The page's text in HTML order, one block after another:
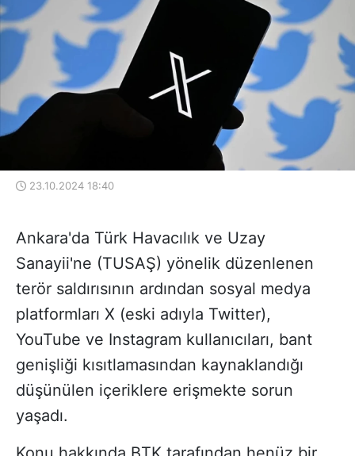
23.10.2024 18:40
Ankara'da Türk Havacılık ve Uzay
Sanayii'ne (TUSAŞ) yönelik düzenlenen
terör saldırısının ardından sosyal medya
platformları X (eski adıyla Twitter),
YouTube ve Instagram kullanıcıları, bant
genişliği kısıtlamasından kaynaklandığı
düşünülen içeriklere erişmekte sorun
yaşadı.